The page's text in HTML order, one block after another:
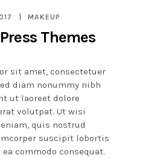
MAKEUP
Themes
sit amet, consectetuer
diam nonummy nibh
ut laoreet dolore
volutpat. Ut wisi
quis nostrud
suscipit lobortis
commodo consequat.